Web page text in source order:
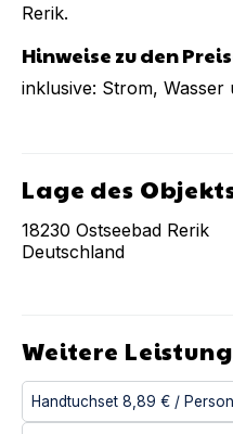
Rerik.
Hinweise zu den
inklusive: Strom, Wasser
Lage des
18230 Ostseebad Rerik
Deutschland
Weitere
Handtuchset 8,89 € / Person